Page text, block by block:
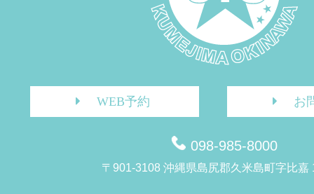
WEB予約 お
098-985-8000
〒901-3108 沖縄県島尻郡久米島町字比嘉